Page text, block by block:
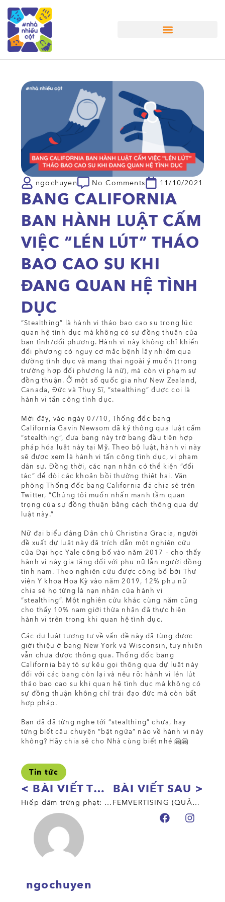
ngochuyen No Comments 11/10/2021
BANG CALIFORNIA
BAN HÀNH LUẬT CẤM
VIỆC “LÉN LÚT” THÁO
BAO CAO SU KHI
ĐANG QUAN HỆ TÌNH
DỤC
“Stealthing” là hành vi tháo bao cao su trong lúc
quan hệ tình dục mà không có sự đồng thuận của
bạn tình/đối phương. Hành vi này không chỉ khiến
đối phương có nguy cơ mắc bệnh lây nhiễm qua
đường tình dục và mang thai ngoài ý muốn (trong
trường hợp đối phương là nữ), mà còn vi phạm sự
đồng thuận. Ở một số quốc gia như New Zealand,
Canada, Đức và Thụy Sĩ, “stealthing” được coi là
hành vi tấn công tình dục.
Mới đây, vào ngày 07/10, Thống đốc bang
California Gavin Newsom đã ký thông qua luật cấm
“stealthing”, đưa bang này trở bang đầu tiên hợp
pháp hóa luật này tại Mỹ. Theo bộ luật, hành vi này
sẽ được xem là hành vi tấn công tình dục, vi phạm
dân sự. Đồng thời, các nạn nhân có thể kiện “đối
tác” để đòi các khoản bồi thường thiệt hại. Văn
phòng Thống đốc bang California đã chia sẻ trên
Twitter, “Chúng tôi muốn nhấn mạnh tầm quan
trọng của sự đồng thuận bằng cách thông qua dự
luật này.”
Nữ đại biểu đảng Dân chủ Christina Gracia, người
đề xuất dự luật này đã trích dẫn một nghiên cứu
của Đại học Yale công bố vào năm 2017 – cho thấy
hành vi này gia tăng đối với phụ nữ lẫn người đồng
tính nam. Theo nghiên cứu được công bố bởi Thư
viện Y khoa Hoa Kỳ vào năm 2019, 12% phụ nữ
chia sẻ họ từng là nạn nhân của hành vi
“stealthing”. Một nghiên cứu khác cùng năm cũng
cho thấy 10% nam giới thừa nhận đã thực hiện
hành vi trên trong khi quan hệ tình dục.
Các dự luật tương tự về vấn đề này đã từng được
giới thiệu ở bang New York và Wisconsin, tuy nhiên
vẫn chưa được thông qua. Thống đốc bang
California bày tỏ sự kêu gọi thông qua dự luật này
đối với các bang còn lại và nêu rõ: hành vi lén lút
tháo bao cao su khi quan hệ tình dục mà không có
sự đồng thuận không chỉ trái đạo đức mà còn bất
hợp pháp.
Bạn đã đã từng nghe tới “stealthing” chưa, hay
từng biết câu chuyện “bật ngửa” nào về hành vi này
không? Hãy chia sẻ cho Nhà cùng biết nhé 🤗🤗
Tin tức
< BÀI VIẾT TRƯỚC
Hiếp dâm trừng phạt: Liệu pháp cho “bệnh” đồng tính?
BÀI VIẾT SAU >
FEMVERTISING (QUẢNG CÁO NỮ QUYỀN) – TRAO QUYỀN HAY CHIÊU TRÒ?
ngochuyen